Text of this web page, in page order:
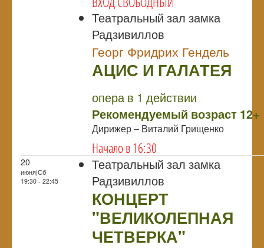
Театральный зал замка
Радзивиллов
Георг Фридрих Гендель
АЦИС И ГАЛАТЕЯ
опера в 1 действии
Рекомендуемый возраст 12+
Дирижер – Виталий Грищенко
Начало в 16:30
20
июня|Сб
19:30 - 22:45
Театральный зал замка
Радзивиллов
КОНЦЕРТ
"ВЕЛИКОЛЕПНАЯ
ЧЕТВЕРКА"